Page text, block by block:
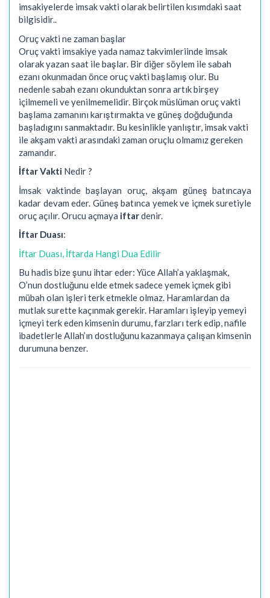
imsakiyelerde imsak vakti olarak belirtilen kısımdaki saat
bilgisidir..
Oruç vakti ne zaman başlar
Oruç vakti imsakiye yada namaz takvimleriinde imsak
olarak yazan saat ile başlar. Bir diğer söylem ile sabah
ezanı okunmadan önce oruç vakti başlamış olur. Bu
nedenle sabah ezanı okunduktan sonra artık birşey
içilmemeli ve yenilmemelidir. Birçok müslüman oruç vakti
başlama zamanını karıştırmakta ve güneş doğduğunda
başladıgını sanmaktadır. Bu kesinlikle yanlıştır, imsak vakti
ile akşam vakti arasındaki zaman oruçlu olmamız gereken
zamandır.
İftar Vakti Nedir ?
İmsak vaktinde başlayan oruç, akşam güneş batıncaya
kadar devam eder. Güneş batınca yemek ve içmek suretiyle
oruç açılır. Orucu açmaya iftardenir.
İftar Duası:
İftar Duası, İftarda Hangi Dua Edilir
Bu hadis bize şunu ihtar eder: Yüce Allah’a yaklaşmak,
O’nun dostluğunu elde etmek sadece yemek içmek gibi
mübah olan işleri terk etmekle olmaz. Haramlardan da
mutlak surette kaçınmak gerekir. Haramları işleyip yemeyi
içmeyi terk eden kimsenin durumu, farzları terk edip, nafile
ibadetlerle Allah’ın dostluğunu kazanmaya çalışan kimsenin
durumuna benzer.